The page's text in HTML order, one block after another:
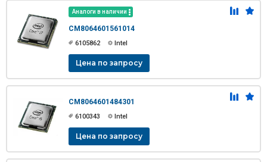
Аналоги в наличии
CM8064601561014
6105862 Intel
Цена по запросу
CM8064601484301
6100343 Intel
Цена по запросу